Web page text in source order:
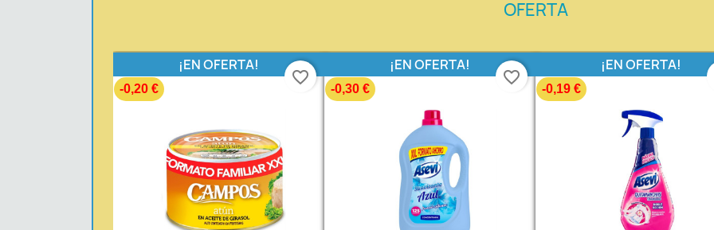
OFERTA
¡EN OFERTA!
-0,20 €
favorite_border
¡EN OFERTA!
-0,30 €
favorite_border
¡EN OFERTA!
-0,19 €